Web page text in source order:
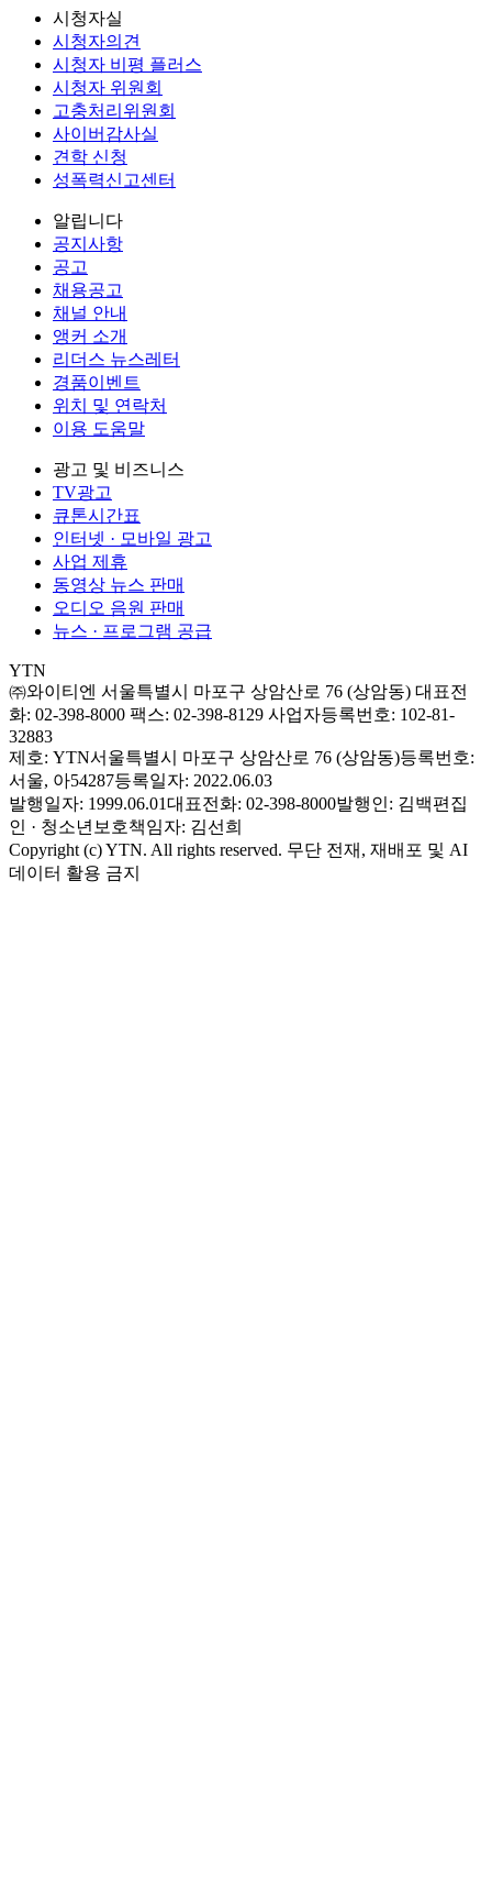
시청자실
시청자의견
시청자 비평 플러스
시청자 위원회
고충처리위원회
사이버감사실
견학 신청
성폭력신고센터
알립니다
공지사항
공고
채용공고
채널 안내
앵커 소개
리더스 뉴스레터
경품이벤트
위치 및 연락처
이용 도움말
광고 및 비즈니스
TV광고
큐톤시간표
인터넷 · 모바일 광고
사업 제휴
동영상 뉴스 판매
오디오 음원 판매
뉴스 · 프로그램 공급
YTN
㈜와이티엔 서울특별시 마포구 상암산로 76 (상암동) 대표전
화: 02-398-8000 팩스: 02-398-8129 사업자등록번호: 102-81-
32883
제호: YTN서울특별시 마포구 상암산로 76 (상암동)등록번호:
서울, 아54287등록일자: 2022.06.03
발행일자: 1999.06.01대표전화: 02-398-8000발행인: 김백편집
인 · 청소년보호책임자: 김선희
Copyright (c) YTN. All rights reserved. 무단 전재, 재배포 및 AI
데이터 활용 금지